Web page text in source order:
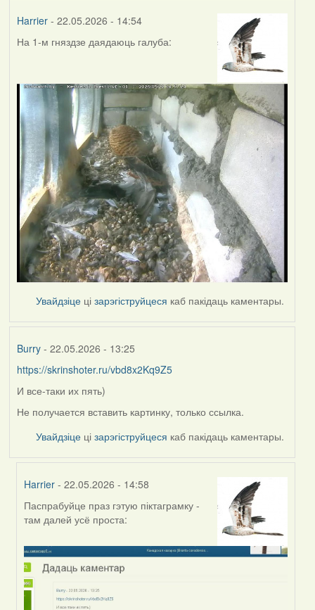
Harrier- 22.05.2026 - 14:54
На 1-м гняздзе даядаюць галуба:
Увайдзіце цізарэгіструйцеся каб пакідаць каментары.
Burry- 22.05.2026 - 13:25
https://skrinshoter.ru/vbd8x2Kq9Z5
И все-таки их пять)
Не получается вставить картинку, только ссылка.
Увайдзіце цізарэгіструйцеся каб пакідаць каментары.
Harrier - 22.05.2026 - 14:58
In
reply
by
Burry
Паспрабуйце праз гэтую піктаграмку -
там далей усё проста: